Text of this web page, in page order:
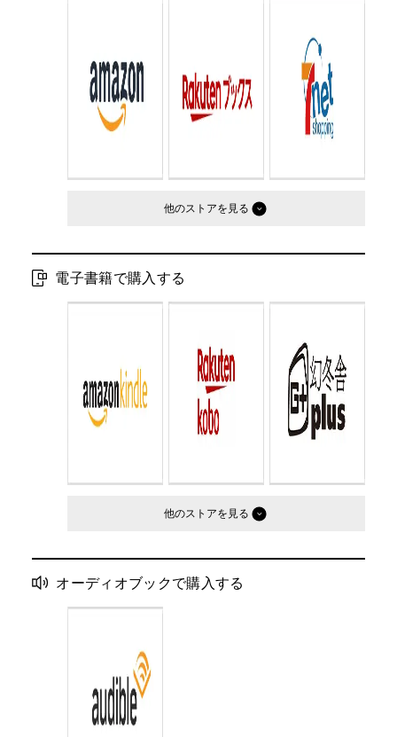
Cコード：
判型： 文庫判
他のストア
電子書籍で購入する
他のストア
オーディオブックで購入する